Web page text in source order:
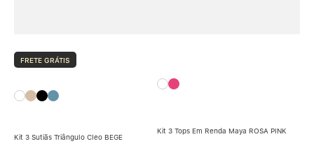
FRETE GRÁTIS
Kit 3 Sutiãs Triângulo Cleo BEGE
Kit 3 Tops Em Renda Maya ROSA PINK